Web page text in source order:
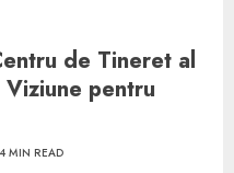
de Tineret al
pentru
4 MIN READ